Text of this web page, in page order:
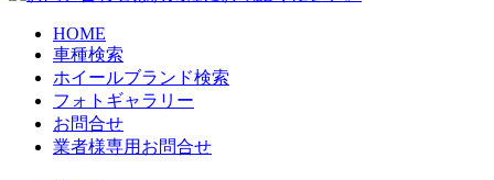
HOME
車種検索
ホイールブランド検索
フォトギャラリー
お問合せ
業者様専用お問合せ